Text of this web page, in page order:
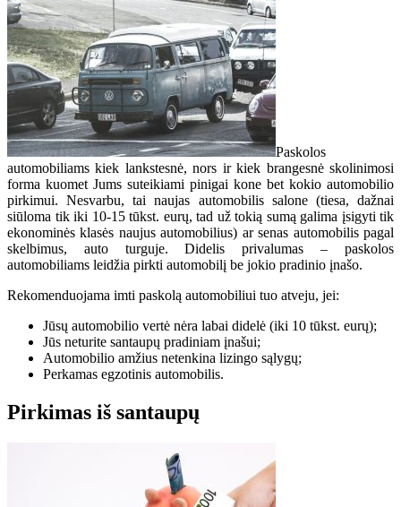
Paskolos
automobiliams kiek lankstesnė, nors ir kiek brangesnė skolinimosi
forma kuomet Jums suteikiami pinigai kone bet kokio automobilio
pirkimui. Nesvarbu, tai naujas automobilis salone (tiesa, dažnai
siūloma tik iki 10-15 tūkst. eurų, tad už tokią sumą galima įsigyti tik
ekonominės klasės naujus automobilius) ar senas automobilis pagal
skelbimus, auto turguje. Didelis privalumas – paskolos
automobiliams leidžia pirkti automobilį be jokio pradinio įnašo.
Rekomenduojama imti paskolą automobiliui tuo atveju, jei:
Jūsų automobilio vertė nėra labai didelė (iki 10 tūkst. eurų);
Jūs neturite santaupų pradiniam įnašui;
Automobilio amžius netenkina lizingo sąlygų;
Perkamas egzotinis automobilis.
Pirkimas iš santaupų